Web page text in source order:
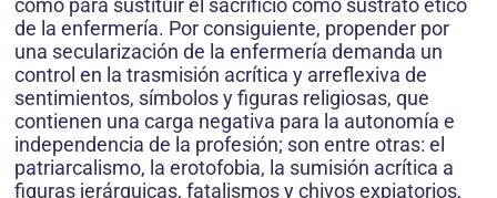
como para sustituir el sacrificio como sustrato ético
de la enfermería. Por consiguiente, propender por
una secularización de la enfermería demanda un
control en la trasmisión acrítica y arreflexiva de
sentimientos, símbolos y figuras religiosas, que
contienen una carga negativa para la autonomía e
independencia de la profesión; son entre otras: el
patriarcalismo, la erotofobia, la sumisión acrítica a
figuras jerárquicas, fatalismos y chivos expiatorios,